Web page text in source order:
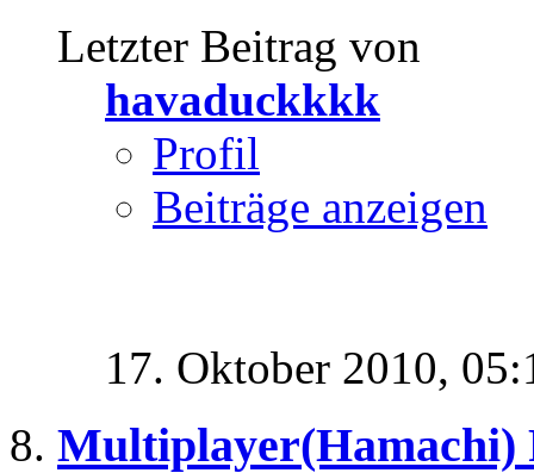
Letzter Beitrag von
havaduckkkk
Profil
Beiträge anzeigen
17. Oktober 2010,
Multiplayer(Hamachi)